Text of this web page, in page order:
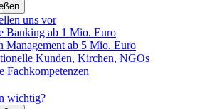
uns vor
Banking ab 1 Mio. Euro
Management ab 5 Mio. Euro
Kunden, Kirchen, NGOs
Fachkompetenzen
wichtig?